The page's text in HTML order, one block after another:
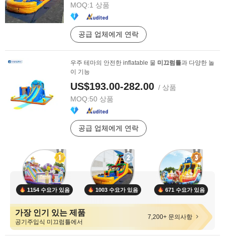
MOQ:1 상품
공급 업체에게 연락
우주 테마의 안전한 inflatable 물 미끄럼틀과 다양한 놀
이 기능
US$193.00-282.00 / 상품
MOQ:50 상품
공급 업체에게 연락
1154 수요가 있음 1003 수요가 있음 671 수요가 있음
가장 인기 있는 제품
공기주입식 미끄럼틀에서
7,200+ 문의사항